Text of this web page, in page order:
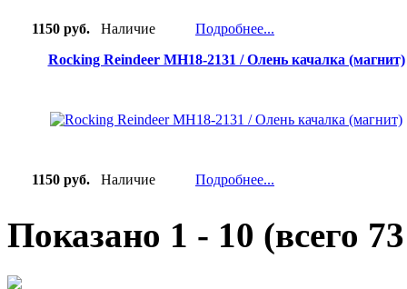
1150 руб. Наличие
Подробнее...
Rocking Reindeer MH18-2131 / Олень качалка (магнит)
1150 руб. Наличие Подробнее...
Показано 1 - 10 (всего 73